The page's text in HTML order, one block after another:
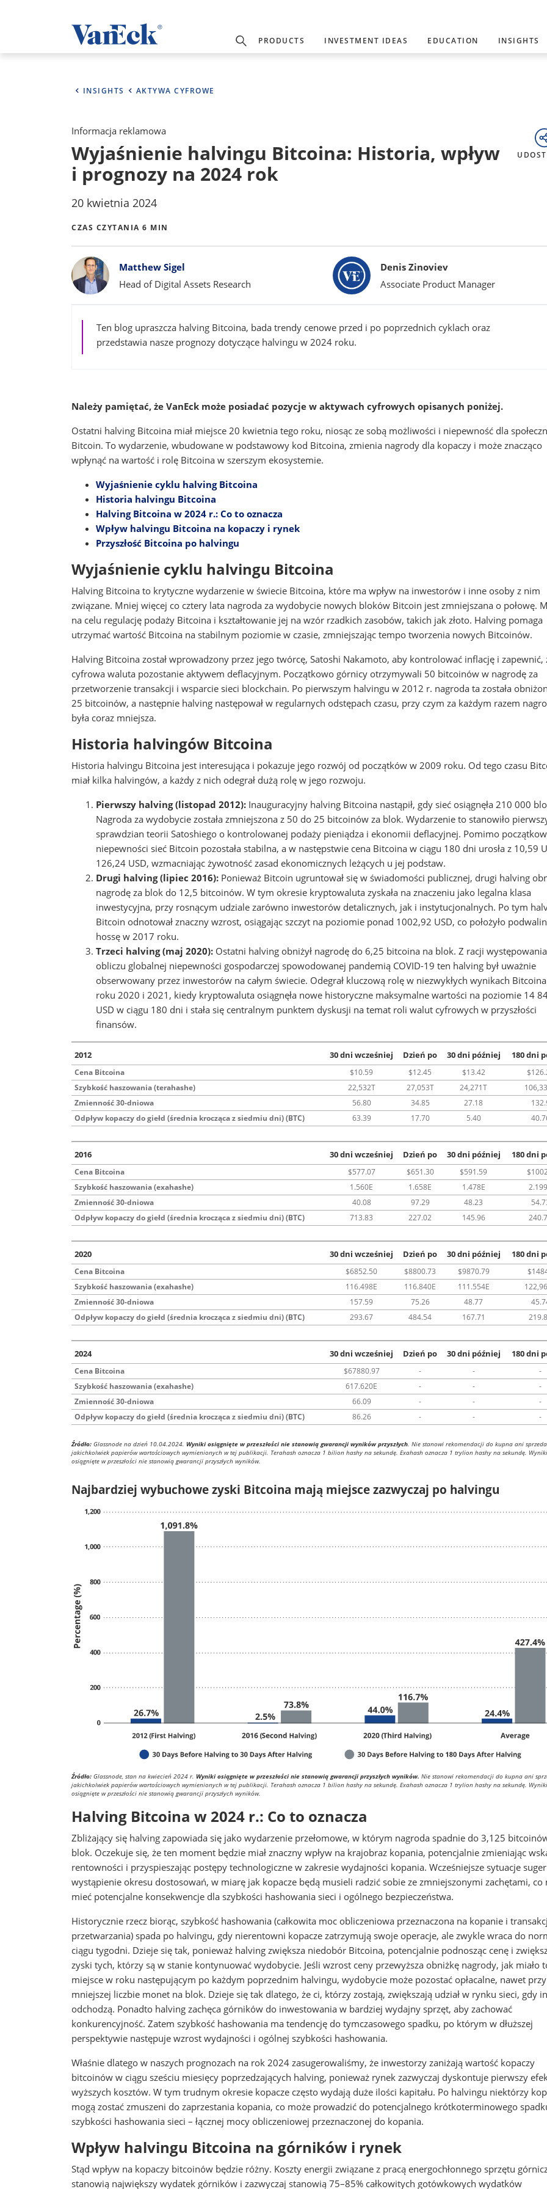
PRODUCTS INVESTMENT IDEAS EDUCATION INSIGHTS
INSIGHTS AKTYWA CYFROWE
Informacja reklamowa
Wyjaśnienie halvingu Bitcoina: Historia, wpływ
i prognozy na 2024 rok
20 kwietnia 2024
CZAS CZYTANIA 6 MIN
BylinesMatthew Sigel
Head of Digital Assets Research
Denis Zinoviev
Associate Product Manager
Ten blog upraszcza halving Bitcoina, bada trendy cenowe przed i po poprzednich cyklach oraz
przedstawia nasze prognozy dotyczące halvingu w 2024 roku.
Należy pamiętać, że VanEck może posiadać pozycje w aktywach cyfrowych opisanych poniżej.
Ostatni halving Bitcoina miał miejsce 20 kwietnia tego roku, niosąc ze sobą możliwości i niepewność dla
Bitcoin. To wydarzenie, wbudowane w podstawowy kod Bitcoina, zmienia nagrody dla kopaczy i może znacząco
wpłynąć na wartość i rolę Bitcoina w szerszym ekosystemie.
Wyjaśnienie cyklu halving Bitcoina
Historia halvingu Bitcoina
Halving Bitcoina w 2024 r.: Co to oznacza
Wpływ halvingu Bitcoina na kopaczy i rynek
Przyszłość Bitcoina po halvingu
Wyjaśnienie cyklu halvingu Bitcoina
Halving Bitcoina to krytyczne wydarzenie w świecie Bitcoina, które ma wpływ na inwestorów i inne osoby z nim
związane. Mniej więcej co cztery lata nagroda za wydobycie nowych bloków Bitcoin jest zmniejszana o połowę.
na celu regulację podaży Bitcoina i kształtowanie jej na wzór rzadkich zasobów, takich jak złoto. Halving pomaga
utrzymać wartość Bitcoina na stabilnym poziomie w czasie, zmniejszając tempo tworzenia nowych Bitcoinów.
Halving Bitcoina został wprowadzony przez jego twórcę, Satoshi Nakamoto, aby kontrolować inflację i zapewnić,
cyfrowa waluta pozostanie aktywem deflacyjnym. Początkowo górnicy otrzymywali 50 bitcoinów w nagrodę za
przetworzenie transakcji i wsparcie sieci blockchain. Po pierwszym halvingu w 2012 r. nagroda ta została
25 bitcoinów, a następnie halving następował w regularnych odstępach czasu, przy czym za każdym razem
była coraz mniejsza.
Historia halvingów Bitcoina
Historia halvingu Bitcoina jest interesująca i pokazuje jego rozwój od początków w 2009 roku. Od tego czasu
miał kilka halvingów, a każdy z nich odegrał dużą rolę w jego rozwoju.
Pierwszy halving (listopad 2012): Inauguracyjny halving Bitcoina nastąpił, gdy sieć osiągnęła 210 000
Nagroda za wydobycie została zmniejszona z 50 do 25 bitcoinów za blok. Wydarzenie to stanowiło
sprawdzian teorii Satoshiego o kontrolowanej podaży pieniądza i ekonomii deflacyjnej. Pomimo
niepewności sieć Bitcoin pozostała stabilna, a w następstwie cena Bitcoina w ciągu 180 dni urosła z 10,59
126,24 USD, wzmacniając żywotność zasad ekonomicznych leżących u jej podstaw.
Drugi halving (lipiec 2016): Ponieważ Bitcoin ugruntował się w świadomości publicznej, drugi halving
nagrodę za blok do 12,5 bitcoinów. W tym okresie kryptowaluta zyskała na znaczeniu jako legalna klasa
inwestycyjna, przy rosnącym udziale zarówno inwestorów detalicznych, jak i instytucjonalnych. Po tym
Bitcoin odnotował znaczny wzrost, osiągając szczyt na poziomie ponad 1002,92 USD, co położyło
hossę w 2017 roku.
Trzeci halving (maj 2020): Ostatni halving obniżył nagrodę do 6,25 bitcoina na blok. Z racji
obliczu globalnej niepewności gospodarczej spowodowanej pandemią COVID-19 ten halving był uważnie
obserwowany przez inwestorów na całym świecie. Odegrał kluczową rolę w niezwykłych wynikach
roku 2020 i 2021, kiedy kryptowaluta osiągnęła nowe historyczne maksymalne wartości na poziomie 14
USD w ciągu 180 dni i stała się centralnym punktem dyskusji na temat roli walut cyfrowych w przyszłości
finansów.
2012 30 dni wcześniej Dzień po 30 dni później 180 dni
Cena Bitcoina $10.59 $12.45 $13.42
Szybkość haszowania (terahashe)
22,532T 27,053T 24,271T
Zmienność 30-dniowa
56.80 34.85 27.18
Odpływ kopaczy do giełd (średnia krocząca z siedmiu dni) (BTC)
63.39 17.70 5.40
2016 30 dni wcześniej Dzień po 30 dni później 180 dni
Cena Bitcoina $577.07 $651.30 $591.59
Szybkość haszowania (exahashe)
1.560E 1.658E 1.478E
Zmienność 30-dniowa
40.08 97.29 48.23
Odpływ kopaczy do giełd (średnia krocząca z siedmiu dni) (BTC)
713.83 227.02 145.96
2020 30 dni wcześniej Dzień po 30 dni później 180 dni
Cena Bitcoina $6852.50 $8800.73 $9870.79
Szybkość haszowania (exahashe)
116.498E 116.840E 111.554E
Zmienność 30-dniowa
157.59 75.26 48.77
Odpływ kopaczy do giełd (średnia krocząca z siedmiu dni) (BTC)
293.67 484.54 167.71
2024 30 dni wcześniej Dzień po 30 dni później 180 dni
Cena Bitcoina $67880.97 - -
-
Szybkość haszowania (exahashe)
617.620E - -
-
Zmienność 30-dniowa
66.09 - -
-
Odpływ kopaczy do giełd (średnia krocząca z siedmiu dni) (BTC)
86.26 - - -
Źródło: Glassnode na dzień 10.04.2024. Wyniki osiągnięte w przeszłości nie stanowią gwarancji wyników przyszłych. Nie stanowi rekomendacji do kupna ani
jakichkolwiek papierów wartościowych wymienionych w tej publikacji. Terahash oznacza 1 bilion hashy na sekundę. Exahash oznacza 1 trylion hashy na sekundę. Wyniki
osiągnięte w przeszłości nie stanowią gwarancji przyszłych wyników.
Najbardziej wybuchowe zyski Bitcoina mają miejsce zazwyczaj po halvingu
Źródło: Glassnode, stan na kwiecień 2024 r. Wyniki osiągnięte w przeszłości nie stanowią gwarancji przyszłych wyników. Nie stanowi rekomendacji do kupna ani
jakichkolwiek papierów wartościowych wymienionych w tej publikacji. Terahash oznacza 1 bilion hashy na sekundę. Exahash oznacza 1 trylion hashy na sekundę. Wyniki
osiągnięte w przeszłości nie stanowią gwarancji przyszłych wyników.
Halving Bitcoina w 2024 r.: Co to oznacza
Zbliżający się halving zapowiada się jako wydarzenie przełomowe, w którym nagroda spadnie do 3,125
blok. Oczekuje się, że ten moment będzie miał znaczny wpływ na krajobraz kopania, potencjalnie zmieniając
rentowności i przyspieszając postępy technologiczne w zakresie wydajności kopania. Wcześniejsze sytuacje
wystąpienie okresu dostosowań, w miarę jak kopacze będą musieli radzić sobie ze zmniejszonymi zachętami, co
mieć potencjalne konsekwencje dla szybkości hashowania sieci i ogólnego bezpieczeństwa.
Historycznie rzecz biorąc, szybkość hashowania (całkowita moc obliczeniowa przeznaczona na kopanie i
przetwarzania) spada po halvingu, gdy nierentowni kopacze zatrzymują swoje operacje, ale zwykle wraca do
ciągu tygodni. Dzieje się tak, ponieważ halving zwiększa niedobór Bitcoina, potencjalnie podnosząc cenę i
zyski tych, którzy są w stanie kontynuować wydobycie. Jeśli wzrost ceny przewyższa obniżkę nagrody, jak miało
miejsce w roku następującym po każdym poprzednim halvingu, wydobycie może pozostać opłacalne, nawet przy
mniejszej liczbie monet na blok. Dzieje się tak dlatego, że ci, którzy zostają, zwiększają udział w rynku sieci, gdy
odchodzą. Ponadto halving zachęca górników do inwestowania w bardziej wydajny sprzęt, aby zachować
konkurencyjność. Zatem szybkość hashowania ma tendencję do tymczasowego spadku, po którym w dłuższej
perspektywie następuje wzrost wydajności i ogólnej szybkości hashowania.
Właśnie dlatego w naszych prognozach na rok 2024 zasugerowaliśmy, że inwestorzy zaniżają wartość kopaczy
bitcoinów w ciągu sześciu miesięcy poprzedzających halving, ponieważ rynek zazwyczaj dyskontuje pierwszy
wyższych kosztów. W tym trudnym okresie kopacze często wydają duże ilości kapitału. Po halvingu niektórzy
mogą zostać zmuszeni do zaprzestania kopania, co może prowadzić do potencjalnego krótkoterminowego
szybkości hashowania sieci – łącznej mocy obliczeniowej przeznaczonej do kopania.
Wpływ halvingu Bitcoina na górników i rynek
Stąd wpływ na kopaczy bitcoinów będzie różny. Koszty energii związane z pracą energochłonnego sprzętu
stanowią największy wydatek górników i zazwyczaj stanowią 75–85% całkowitych gotówkowych wydatków